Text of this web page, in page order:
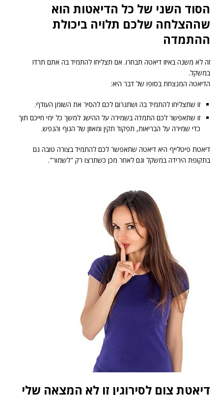
הסוד השני של כל הדיאטות הוא
שההצלחה שלכם תלויה ביכולת
ההתמדה
זה לא משנה באיזו דיאטה תבחרו. אם תצליחו להתמיד בה אתם תרדו
במשקל.
הדיאטה המנצחת בסופו של דבר היא:
זו שתצליחו להתמיד בה ושתגרום לכם להסיר את השומן העודף.
זו שתאפשר לכם התמדה בשמירה על ההישג למשך כל ימי חייכם תוך
כדי שמירה על הבריאות, תפקוד תקין ומאוזן של הגוף והנפש.
דיאטת פיטלייף היא דיאטה שתאפשר לכם להתמיד בצורה טובה גם
בתקופת הירידה במשקל וגם לאחר מכן כשתרצו רק "לשמור".
דיאטת צום לסירוגין זו לא המצאה שלי